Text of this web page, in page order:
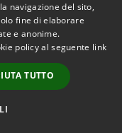
© 2026 • Comune di
di Vara • Powered
Accesso
redazione
navigazione del sito,
fine di elaborare
e anonime.
policy al seguente link
TUTTO